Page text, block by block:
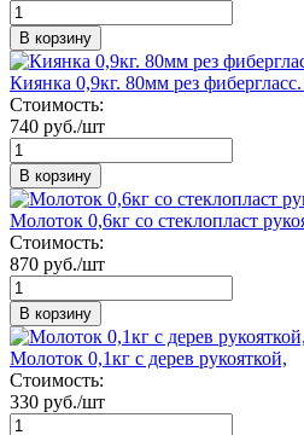
В корзину
Киянка 0,9кг. 80мм рез
Стоимость:
740 руб./шт
В корзину
Молоток 0,6кг со стеклопласт
Стоимость:
870 руб./шт
В корзину
Молоток 0,1кг с дерев рукояткой,
Стоимость:
330 руб./шт